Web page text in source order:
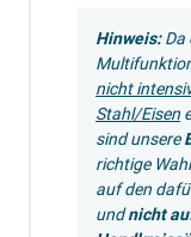
Hinweis:Da
nicht
Stahl/Eisen
sind unsere
richtige
auf den
undnicht